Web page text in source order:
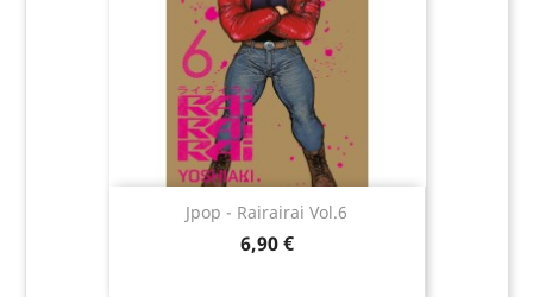
Jpop - Rairairai Vol.6
6,90 €